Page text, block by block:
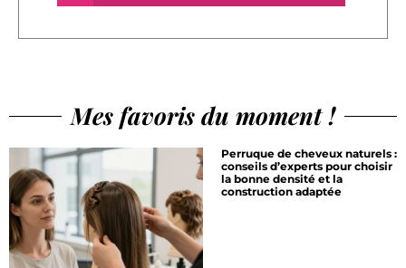
Mes favoris du moment !
Perruque de cheveux naturels :
conseils d’experts pour choisir
la bonne densité et la
construction adaptée